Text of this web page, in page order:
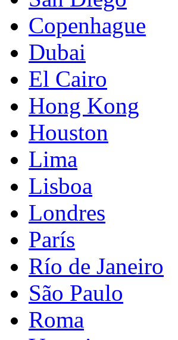
Copenhague
Dubai
El Cairo
Hong Kong
Houston
Lima
Lisboa
Londres
París
Río de Janeiro
São Paulo
Roma